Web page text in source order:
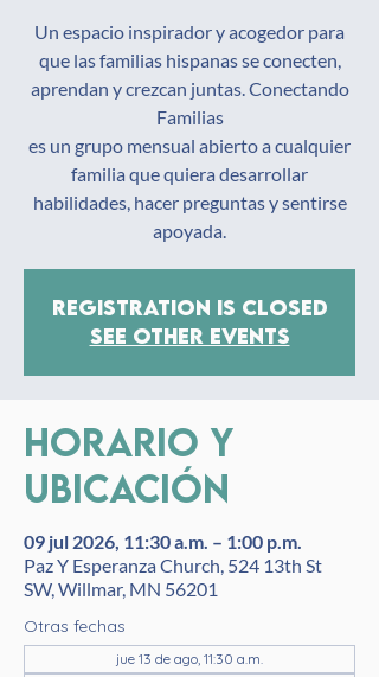
Un espacio inspirador y acogedor para
que las familias hispanas se conecten,
aprendan y crezcan juntas. Conectando
Familias
es un grupo mensual abierto a cualquier
familia que quiera desarrollar
habilidades, hacer preguntas y sentirse
apoyada.
Registration is closed
See other events
Horario y
ubicación
09 jul 2026, 11:30 a.m. – 1:00 p.m.
Paz Y Esperanza Church, 524 13th St
SW, Willmar, MN 56201
Otras fechas
jue 13 de ago, 11:30 a.m.